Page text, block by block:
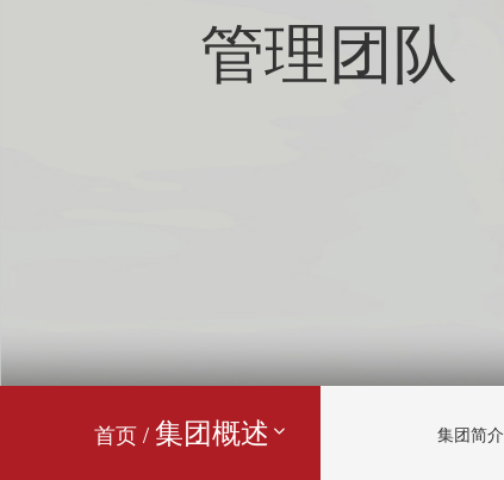
管理团队
首页 /集团概述 集团简介